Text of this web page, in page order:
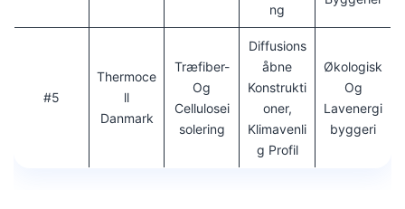
Ng
#5
Thermoce
Ll
Danmark
Træfiber-
Og
Cellulosei
Solering
Diffusions
Åbne
Konstrukti
Oner,
Klimavenli
G Profil
Økologisk
Og
Lavenergi
Byggeri